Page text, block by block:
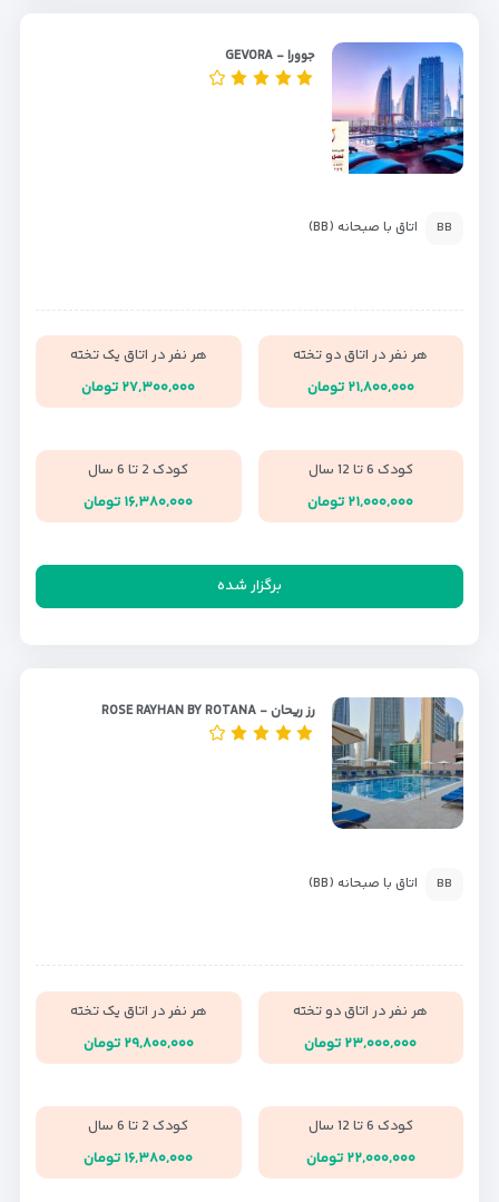
جوورا - GEVORA
BB اتاق با صبحانه (BB)
هر نفر در اتاق دو تخته
۲۱,۸۰۰,۰۰۰ تومان
هر نفر در اتاق یک تخته
۲۷,۳۰۰,۰۰۰ تومان
کودک 6 تا 12 سال
۲۱,۰۰۰,۰۰۰ تومان
کودک 2 تا 6 سال
۱۶,۳۸۰,۰۰۰ تومان
برگزار شده
رز ریحان - ROSE RAYHAN BY ROTANA
BB اتاق با صبحانه (BB)
هر نفر در اتاق دو تخته
۲۳,۰۰۰,۰۰۰ تومان
هر نفر در اتاق یک تخته
۲۹,۸۰۰,۰۰۰ تومان
کودک 6 تا 12 سال
۲۲,۰۰۰,۰۰۰ تومان
کودک 2 تا 6 سال
۱۶,۳۸۰,۰۰۰ تومان